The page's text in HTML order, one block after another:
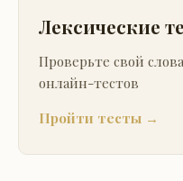
Лексические
Проверьте свой
онлайн-тестов
Пройти тесты →